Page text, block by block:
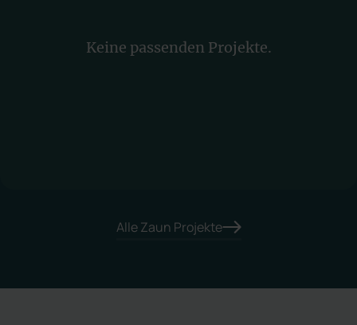
Keine passenden Projekte.
Alle Zaun Projekte